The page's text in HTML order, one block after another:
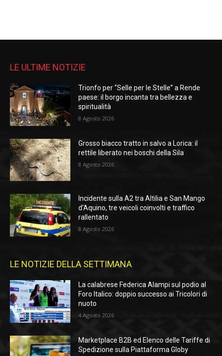
LE ULTIME NOTIZIE
Trionfo per “Selle per le Stelle” a Rende
paese: il borgo incanta tra bellezza e
spiritualità
8 Agosto 2026
Grosso biacco tratto in salvo a Lorica: il
rettile liberato nei boschi della Sila
8 Agosto 2026
Incidente sulla A2 tra Altilia e San Mango
d’Aquino, tre veicoli coinvolti e traffico
rallentato
8 Agosto 2026
LE NOTIZIE DELLA SETTIMANA
La calabrese Federica Alampi sul podio al
Foro Italico: doppio successo ai Tricolori di
nuoto
4 Agosto 2026
Marketplace B2B ed Elenco delle Tariffe di
Spedizione sulla Piattaforma Globy